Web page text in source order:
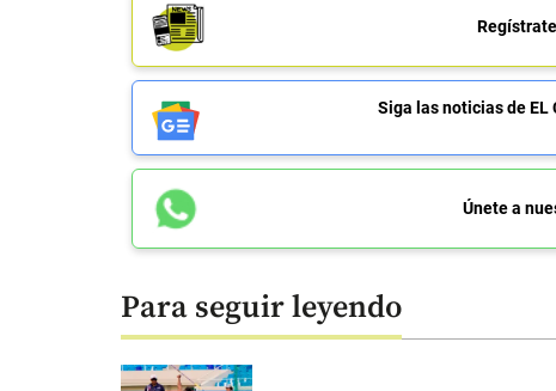
Siga las noticias de EL
Únete a
Para seguir leyendo